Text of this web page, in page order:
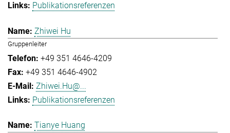
Publikationsreferenzen
Zhiwei Hu
Gruppenleiter
+49 351 4646-4209
+49 351 4646-4902
Zhiwei.Hu@...
Publikationsreferenzen
Tianye Huang